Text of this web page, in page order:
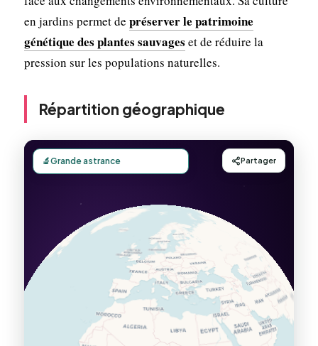
en jardins permet de préserver le patrimoine
génétique des plantes sauvages et de réduire la
pression sur les populations naturelles.
Répartition géographique